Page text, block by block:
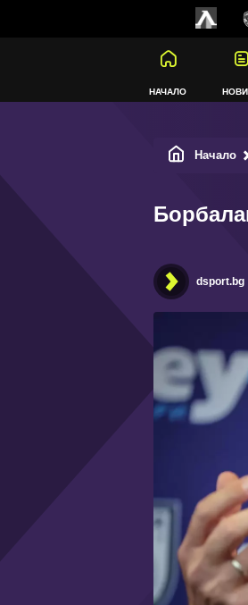
НАЧАЛО
Начало
dsport.bg